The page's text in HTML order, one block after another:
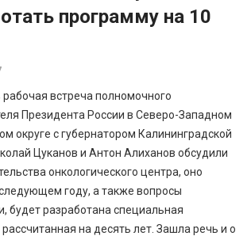
программу на 10
рабочая встреча полномочного
Президента России в Северо-Западном
округе с губернатором Калининградской
Цуканов и Антон Алиханов обсудили
онкологического центра, оно
году, а также вопросы
будет разработана специальная
на десять лет. Зашла речь и о